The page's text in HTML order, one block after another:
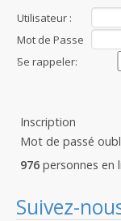
Utilisateur :
Mot de Passe
:Se rappeler:
Inscription
Mot de passé
976 personnes en
Suivez-